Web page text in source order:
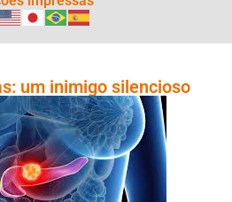
um inimigo silencioso